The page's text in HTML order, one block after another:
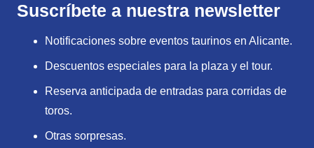
Suscríbete a nuestra newsletter
Notificaciones sobre eventos taurinos en Alicante.
Descuentos especiales para la plaza y el tour.
Reserva anticipada de entradas para corridas de
toros.
Otras sorpresas.